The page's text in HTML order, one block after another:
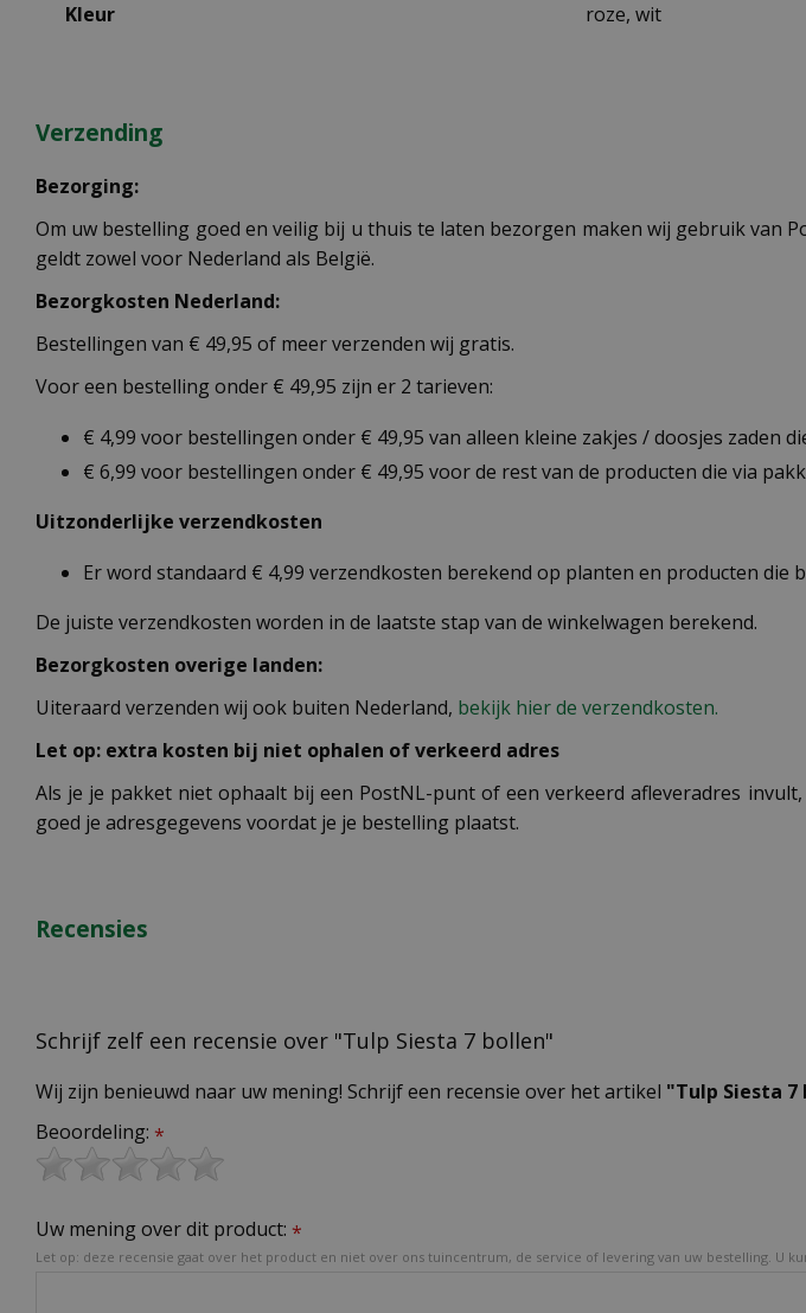
Kleur roze, wit
Verzending
Bezorging:
Om uw bestelling goed en veilig bij u thuis te laten bezorgen maken wij gebruik van
geldt zowel voor Nederland als België.
Bezorgkosten Nederland:
Bestellingen van € 49,95 of meer verzenden wij gratis.
Voor een bestelling onder € 49,95 zijn er 2 tarieven:
€ 4,99 voor bestellingen onder € 49,95 van alleen kleine zakjes / doosjes zaden
€ 6,99 voor bestellingen onder € 49,95 voor de rest van de producten die via
Uitzonderlijke verzendkosten
Er word standaard € 4,99 verzendkosten berekend op planten en producten die
De juiste verzendkosten worden in de laatste stap van de winkelwagen berekend.
Bezorgkosten overige landen:
Uiteraard verzenden wij ook buiten Nederland, bekijk hier de verzendkosten.
Let op: extra kosten bij niet ophalen of verkeerd adres
Als je je pakket niet ophaalt bij een PostNL-punt of een verkeerd afleveradres
goed je adresgegevens voordat je je bestelling plaatst.
Recensies
Schrijf zelf een recensie over "Tulp Siesta 7 bollen"
Wij zijn benieuwd naar uw mening! Schrijf een recensie over het artikel "Tulp Siesta 7
Beoordeling: *
Uw mening over dit product: *
Let op: deze recensie gaat over het product en niet over ons tuincentrum, de service of levering van uw bestelling. U